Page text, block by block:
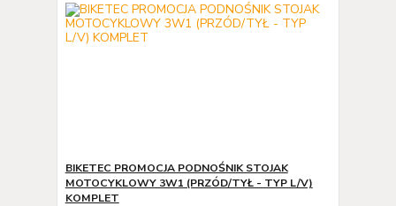
BIKETEC PROMOCJA PODNOŚNIK STOJAK
MOTOCYKLOWY 3W1 (PRZÓD/TYŁ - TYP L/V)
KOMPLET